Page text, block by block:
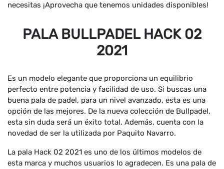
necesitas ¡Aprovecha que tenemos unidades disponibles!
PALA BULLPADEL HACK 02
2021
Es un modelo elegante que proporciona un equilibrio
perfecto entre potencia y facilidad de uso. Si buscas una
buena pala de padel, para un nivel avanzado, esta es una
opción de las mejores. De la nueva colección de Bullpadel,
esta sin duda será un éxito total. Además, cuenta con la
novedad de ser la utilizada por Paquito Navarro.
La pala Hack 02 2021 es uno de los últimos modelos de
esta marca y muchos usuarios lo agradecen. Es una pala de